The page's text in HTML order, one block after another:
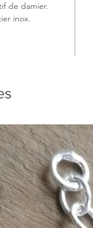
de damier.
inox.